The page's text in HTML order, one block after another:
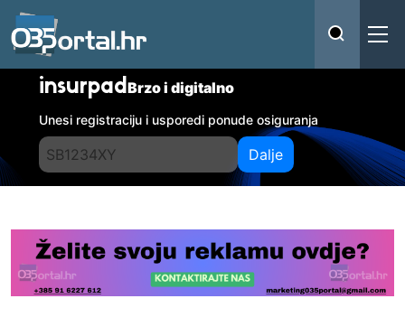
insurpadBrzo i digitalno
Unesi registraciju i usporedi ponude osiguranja
Dalje